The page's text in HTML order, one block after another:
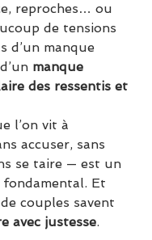
reproches… ou
de tensions
d’un manque
manque
des ressentis et
l’on vit à
accuser, sans
se taire — est un
Et
couples savent
avec justesse.